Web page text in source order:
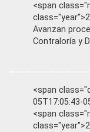
<span
Avanzan
Contraloría y
<span
05T17:05:43-
<span